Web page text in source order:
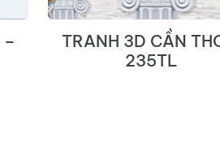
–
TRANH 3D CẦN
235TL